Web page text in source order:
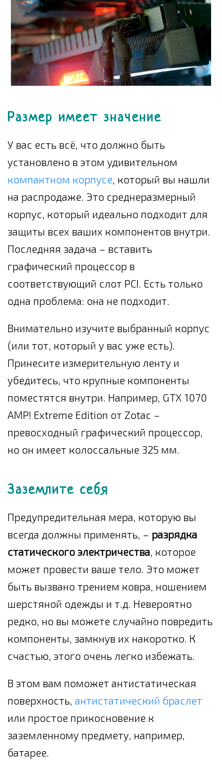
Размер имеет значение
У вас есть всё, что должно быть
установлено в этом удивительном
компактном корпусе, который вы нашли
на распродаже. Это среднеразмерный
корпус, который идеально подходит для
защиты всех ваших компонентов внутри.
Последняя задача – вставить
графический процессор в
соответствующий слот PCI. Есть только
одна проблема: она не подходит.
Внимательно изучите выбранный корпус
(или тот, который у вас уже есть).
Принесите измерительную ленту и
убедитесь, что крупные компоненты
поместятся внутри. Например, GTX 1070
AMP! Extreme Edition от Zotac –
превосходный графический процессор,
но он имеет колоссальные 325 мм.
Заземлите себя
Предупредительная мера, которую вы
всегда должны применять, – разрядка
статического электричества, которое
может провести ваше тело. Это может
быть вызвано трением ковра, ношением
шерстяной одежды и т.д. Невероятно
редко, но вы можете случайно повредить
компоненты, замкнув их накоротко. К
счастью, этого очень легко избежать.
В этом вам поможет антистатическая
поверхность, антистатический браслет
или простое прикосновение к
заземленному предмету, например,
батарее.